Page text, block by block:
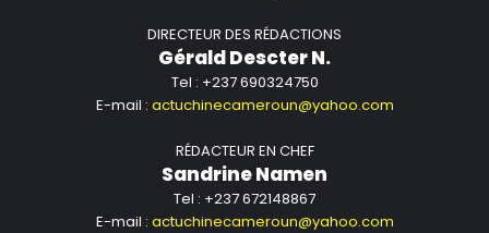
DIRECTEUR DES RÉDACTIONS
Gérald Descter N.
Tel : +237 690324750
E-mail : actuchinecameroun@yahoo.com
RÉDACTEUR EN CHEF
Sandrine Namen
Tel : +237 672148867
E-mail : actuchinecameroun@yahoo.com